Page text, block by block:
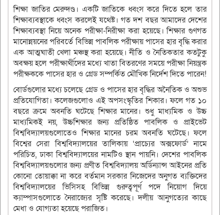
শিক্ষা জাতির মেরুদণ্ড। একটি জাতিকে ধ্বংস করে দিতে হলে তার
শিক্ষাব্যবস্থাকে ধ্বংস করলেই যথেষ্ট। গত দশ বছর আমাদের দেশের
শিক্ষাব্যবস্থা নিয়ে অনেক পরীক্ষা-নিরীক্ষা করা হয়েছে। শিক্ষার গুণগত
মানোন্নয়নের পরিবর্তে বিভিন্ন পাবলিক পরীক্ষায় পাসের হার বৃদ্ধি করার
এক আত্মঘাতী খেলা মঞ্চস্থ করা হয়েছে। নীতি ও নৈতিকতার কতটুকু
অবক্ষয় হলে পরীক্ষার্থীদের মধ্যে খাতা বিতরণের সময়ে পরীক্ষা নিয়ন্ত্রক
পরীক্ষককে পাসের হার ও গ্রেড সম্পর্কিত মৌখিক নির্দেশ দিতে পারেন!
বোর্ডগুলোর মধ্যে চলেছে গ্রেড ও পাসের হার বৃদ্ধির অনৈতিক ও অশুভ
প্রতিযোগিতা। কলেজগুলোও এই অপসংস্কৃতির শিকার। ফলে গত ১০
বছরে ক্রমে অবনতি ঘটেছে শিক্ষার মানের। শুধু মাধ্যমিক ও উচ্চ
মাধ্যমিকই নয়, উচ্চশিক্ষার জন্য প্রতিষ্ঠিত পাবলিক ও প্রাইভেট
বিশ্ববিদ্যালয়গুলোতেও শিক্ষার মানের চরম অবনতি ঘটেছে। ফলে
বিশ্বের সেরা বিশ্ববিদ্যালয়ের তালিকায় ‘প্রাচ্যের অক্সফোর্ড’ নামে
পরিচিত, ঢাকা বিশ্ববিদ্যালয়ের নামটিও স্থান পায়নি। দেশের পাবলিক
বিশ্ববিদ্যালয়গুলোর জন্য প্রণীত বিশ্ববিদ্যালয় অর্ডিন্যান্স আইনের প্রতি
কোনো তোয়াক্কা না করে বর্তমান সরকার নিজেদের অনুগত ব্যক্তিদের
বিশ্ববিদ্যালয়ের ভিসিসহ বিভিন্ন গুরুত্বপূর্ণ পদে নিয়োগ দিয়ে
ক্যাম্পাসগুলোতে নৈরাজ্যের সৃষ্টি করেছে। দলীয় আনুগত্যের কাছে
মেধা ও যোগ্যতা হয়েছে পরাজিত।